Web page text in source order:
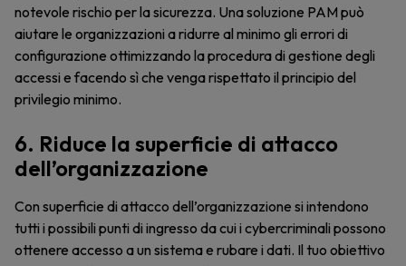
notevole rischio per la sicurezza. Una soluzione PAM può
aiutare le organizzazioni a ridurre al minimo gli errori di
configurazione ottimizzando la procedura di gestione degli
accessi e facendo sì che venga rispettato il principio del
privilegio minimo.
6. Riduce la superficie di attacco
dell’organizzazione
Con superficie di attacco dell’organizzazione si intendono
tutti i possibili punti di ingresso da cui i cybercriminali possono
ottenere accesso a un sistema e rubare i dati. Il tuo obiettivo